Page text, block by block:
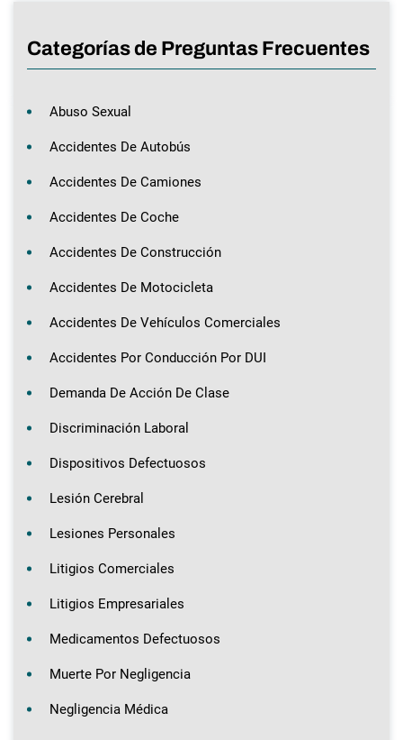
Categorías de Preguntas Frecuentes
Abuso Sexual
Accidentes De Autobús
Accidentes De Camiones
Accidentes De Coche
Accidentes De Construcción
Accidentes De Motocicleta
Accidentes De Vehículos Comerciales
Accidentes Por Conducción Por DUI
Demanda De Acción De Clase
Discriminación Laboral
Dispositivos Defectuosos
Lesión Cerebral
Lesiones Personales
Litigios Comerciales
Litigios Empresariales
Medicamentos Defectuosos
Muerte Por Negligencia
Negligencia Médica